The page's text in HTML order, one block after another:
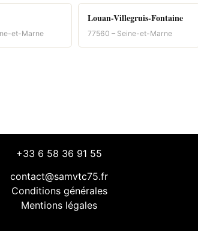
et-Marne
Louan-Villegruis-Fontaine
77560 – Seine-et-Marne
+33 6 58 36 91 55
contact@samvtc75.fr
Conditions générales
Mentions légales